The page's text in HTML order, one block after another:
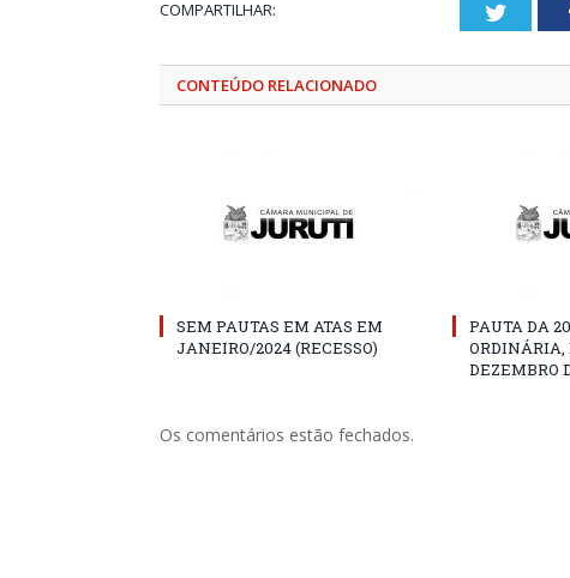
COMPARTILHAR:
CONTEÚDO RELACIONADO
SEM PAUTAS EM ATAS EM
JANEIRO/2024 (RECESSO)
PAUTA DA
ORDINÁRIA,
DEZEMBRO
Os comentários estão fechados.